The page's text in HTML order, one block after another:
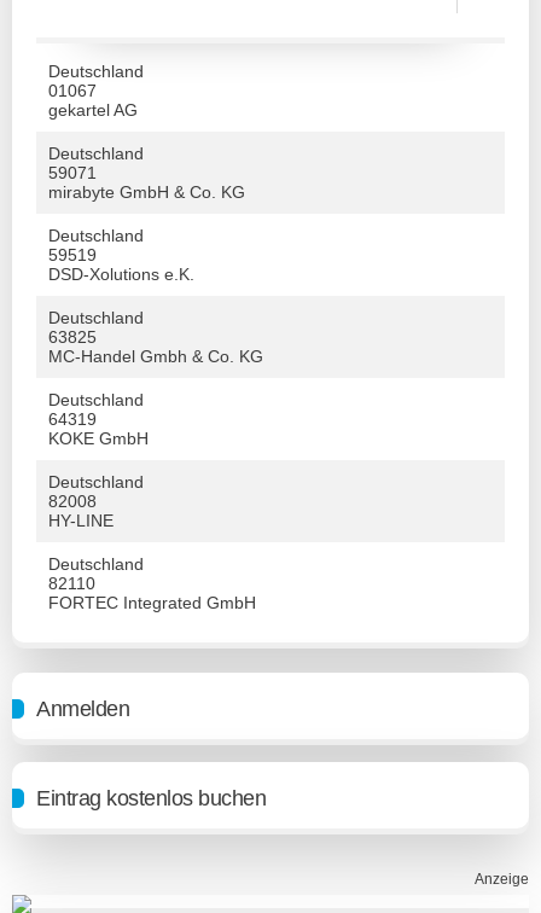
Anzeige
Deutschland
01067
gekartel AG
Deutschland
59071
mirabyte GmbH & Co. KG
Deutschland
59519
DSD-Xolutions e.K.
Deutschland
63825
MC-Handel Gmbh & Co. KG
Deutschland
64319
KOKE GmbH
Deutschland
82008
HY-LINE
Deutschland
82110
FORTEC Integrated GmbH
Anmelden
Eintrag kostenlos buchen